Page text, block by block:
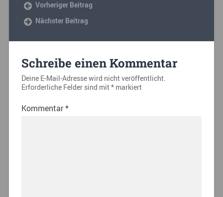
Vorheriger Beitrag
Nächster Beitrag
Schreibe einen Kommentar
Deine E-Mail-Adresse wird nicht veröffentlicht.
Erforderliche Felder sind mit*markiert
Kommentar*